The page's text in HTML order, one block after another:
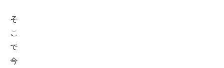
そ
こ
で
今